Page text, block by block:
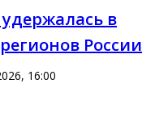
в
России
16:00